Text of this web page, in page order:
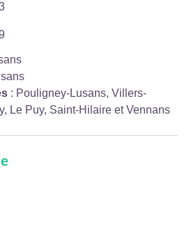
: Pouligney-Lusans, Villers-
Le Puy, Saint-Hilaire et Vennans